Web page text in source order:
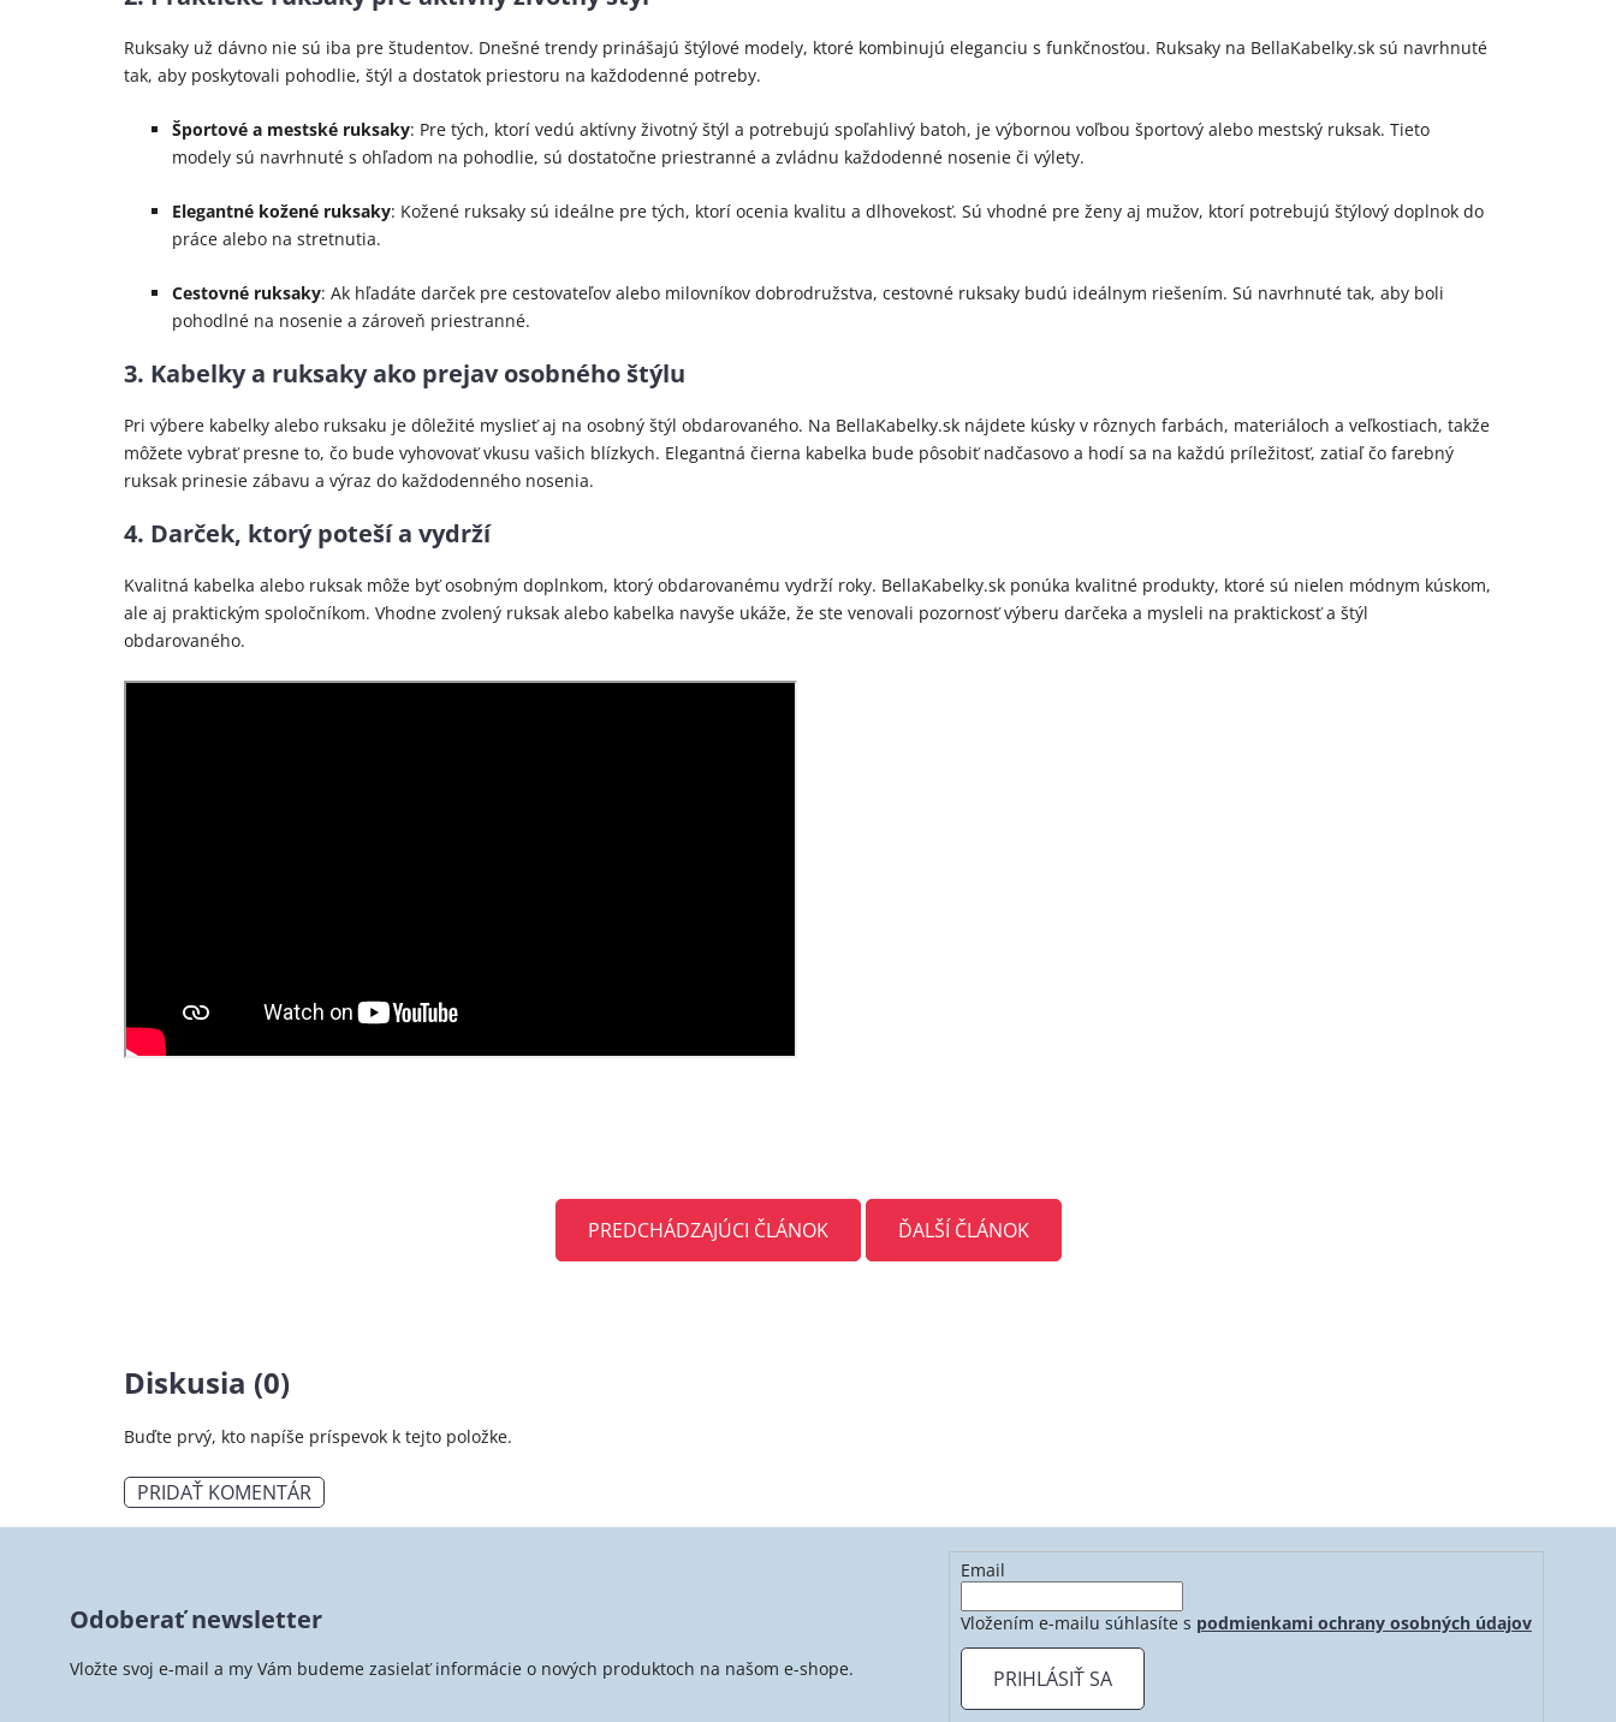
Ruksaky už dávno nie sú iba pre študentov. Dnešné trendy prinášajú štýlové modely, ktoré kombinujú eleganciu s funkčnosťou. Ruksaky na BellaKabelky.sk sú navrhnuté
tak, aby poskytovali pohodlie, štýl a dostatok priestoru na každodenné potreby.
Športové a mestské ruksaky: Pre tých, ktorí vedú aktívny životný štýl a potrebujú spoľahlivý batoh, je výbornou voľbou športový alebo mestský ruksak. Tieto
modely sú navrhnuté s ohľadom na pohodlie, sú dostatočne priestranné a zvládnu každodenné nosenie či výlety.
Elegantné kožené ruksaky: Kožené ruksaky sú ideálne pre tých, ktorí ocenia kvalitu a dlhovekosť. Sú vhodné pre ženy aj mužov, ktorí potrebujú štýlový doplnok do
práce alebo na stretnutia.
Cestovné ruksaky: Ak hľadáte darček pre cestovateľov alebo milovníkov dobrodružstva, cestovné ruksaky budú ideálnym riešením. Sú navrhnuté tak, aby boli
pohodlné na nosenie a zároveň priestranné.
3. Kabelky a ruksaky ako prejav osobného štýlu
Pri výbere kabelky alebo ruksaku je dôležité myslieť aj na osobný štýl obdarovaného. Na BellaKabelky.sk nájdete kúsky v rôznych farbách, materiáloch a veľkostiach, takže
môžete vybrať presne to, čo bude vyhovovať vkusu vašich blízkych. Elegantná čierna kabelka bude pôsobiť nadčasovo a hodí sa na každú príležitosť, zatiaľ čo farebný
ruksak prinesie zábavu a výraz do každodenného nosenia.
4. Darček, ktorý poteší a vydrží
Kvalitná kabelka alebo ruksak môže byť osobným doplnkom, ktorý obdarovanému vydrží roky. BellaKabelky.sk ponúka kvalitné produkty, ktoré sú nielen módnym kúskom,
ale aj praktickým spoločníkom. Vhodne zvolený ruksak alebo kabelka navyše ukáže, že ste venovali pozornosť výberu darčeka a mysleli na praktickosť a štýl
obdarovaného.
PREDCHÁDZAJÚCI ČLÁNOK ĎALŠÍ ČLÁNOK
Diskusia (0)
Buďte prvý, kto napíše príspevok k tejto položke.
PRIDAŤ KOMENTÁR
Odoberať newsletter
Vložte svoj e-mail a my Vám budeme zasielať informácie o nových produktoch na našom e-shope.
Email
Vložením e-mailu súhlasíte s podmienkami ochrany osobných údajov
PRIHLÁSIŤ SA